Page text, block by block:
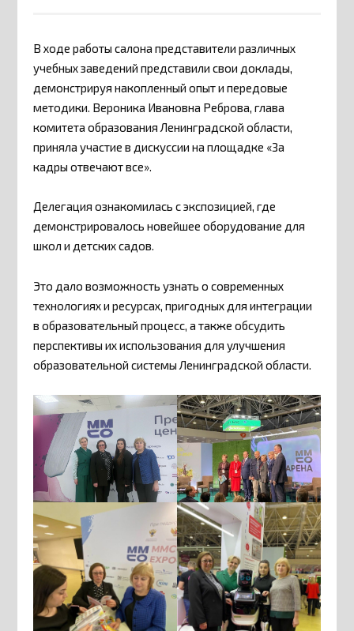
В ходе работы салона представители различных
учебных заведений представили свои доклады,
демонстрируя накопленный опыт и передовые
методики. Вероника Ивановна Реброва, глава
комитета образования Ленинградской области,
приняла участие в дискуссии на площадке «За
кадры отвечают все».
Делегация ознакомилась с экспозицией, где
демонстрировалось новейшее оборудование для
школ и детских садов.
Это дало возможность узнать о современных
технологиях и ресурсах, пригодных для интеграции
в образовательный процесс, а также обсудить
перспективы их использования для улучшения
образовательной системы Ленинградской области.